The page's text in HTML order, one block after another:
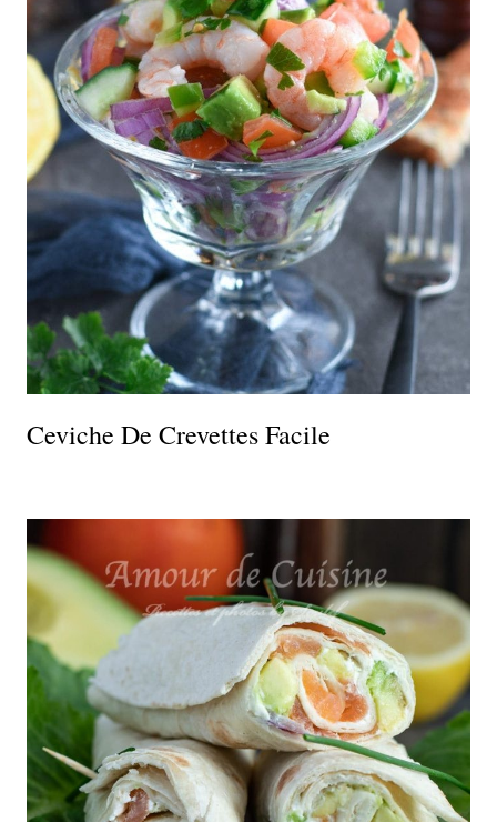
Ceviche De Crevettes Facile